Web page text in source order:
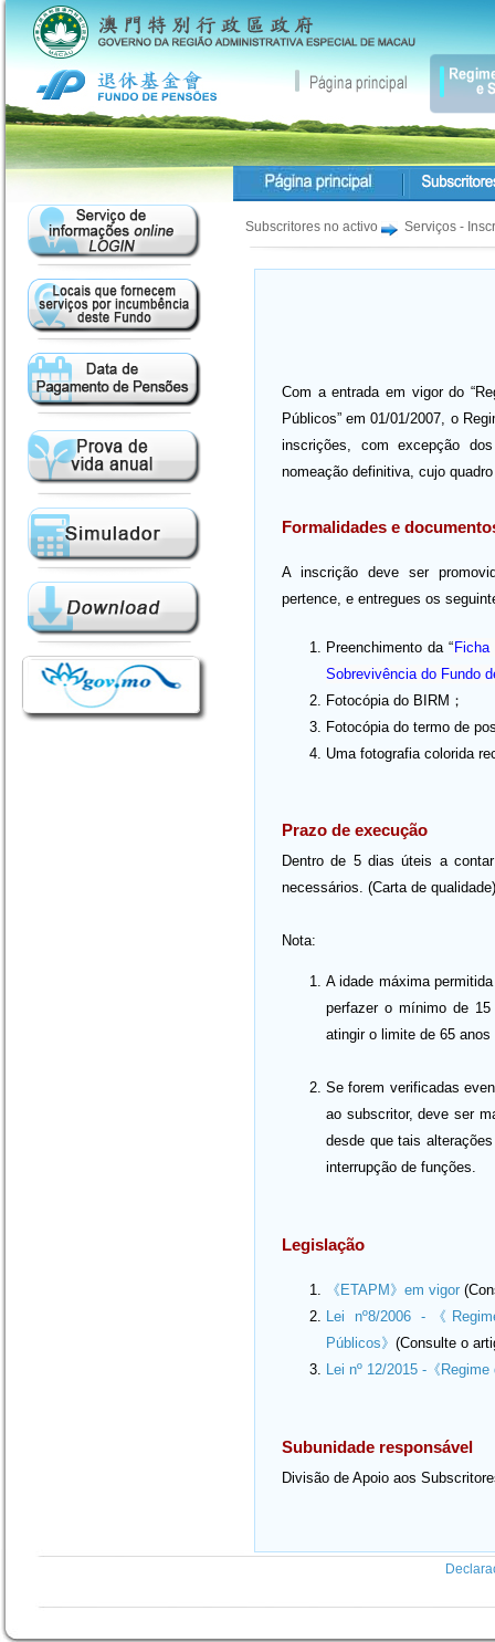
Subscritores no activo Serviços -
Com a entrada em vigor do
Públicos” em 01/01/2007, o
inscrições, com excepção
nomeação definitiva, cujo
Formalidades e
A inscrição deve ser
pertence, e entregues os
Preenchimento da “Ficha
Sobrevivência do Fundo
Fotocópia do BIRM；
Fotocópia do termo de
Uma fotografia colorida
Prazo de execução
Dentro de 5 dias úteis a
necessários. (Carta de qualidade)
Nota:
A idade máxima
perfazer o mínimo de
atingir o limite de 65
Se forem verificadas
ao subscritor, deve ser
desde que tais
interrupção de funções.
Legislação
《ETAPM》em vigor
Lei nº8/2006 -《
Públicos》 (Consulte o
Lei nº 12/2015 -《
Subunidade responsável
Divisão de Apoio aos